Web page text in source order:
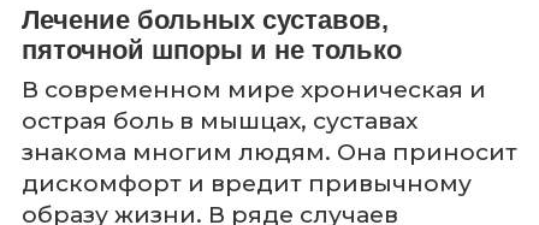
Лечение больных суставов,
пяточной шпоры и не только
В современном мире хроническая и
острая боль в мышцах, суставах
знакома многим людям. Она приносит
дискомфорт и вредит привычному
образу жизни. В ряде случаев